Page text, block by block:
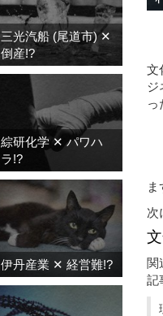
三光汽船 (尾道市) ✕
倒産!?
綜研化学 ✕ パワハ
ラ!?
伊丹産業 ✕ 経営難!?
文
ジ
っ
次
関
記